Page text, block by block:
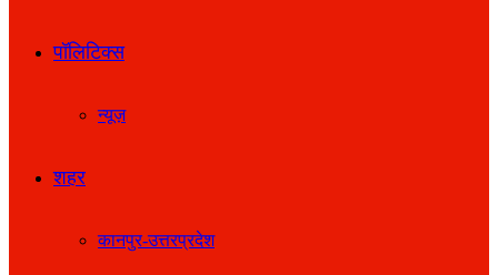
पॉलिटिक्स
न्यूज़
शहर
कानपुर-उत्तरप्रदेश